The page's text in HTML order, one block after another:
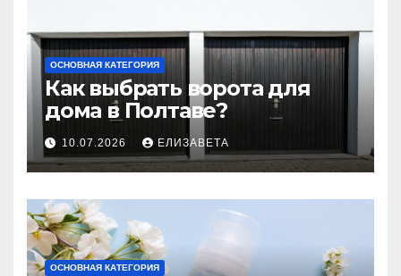
ОСНОВНАЯ КАТЕГОРИЯ
Как выбрать ворота для
дома в Полтаве?
10.07.2026 ЕЛИЗАВЕТА
ОСНОВНАЯ КАТЕГОРИЯ